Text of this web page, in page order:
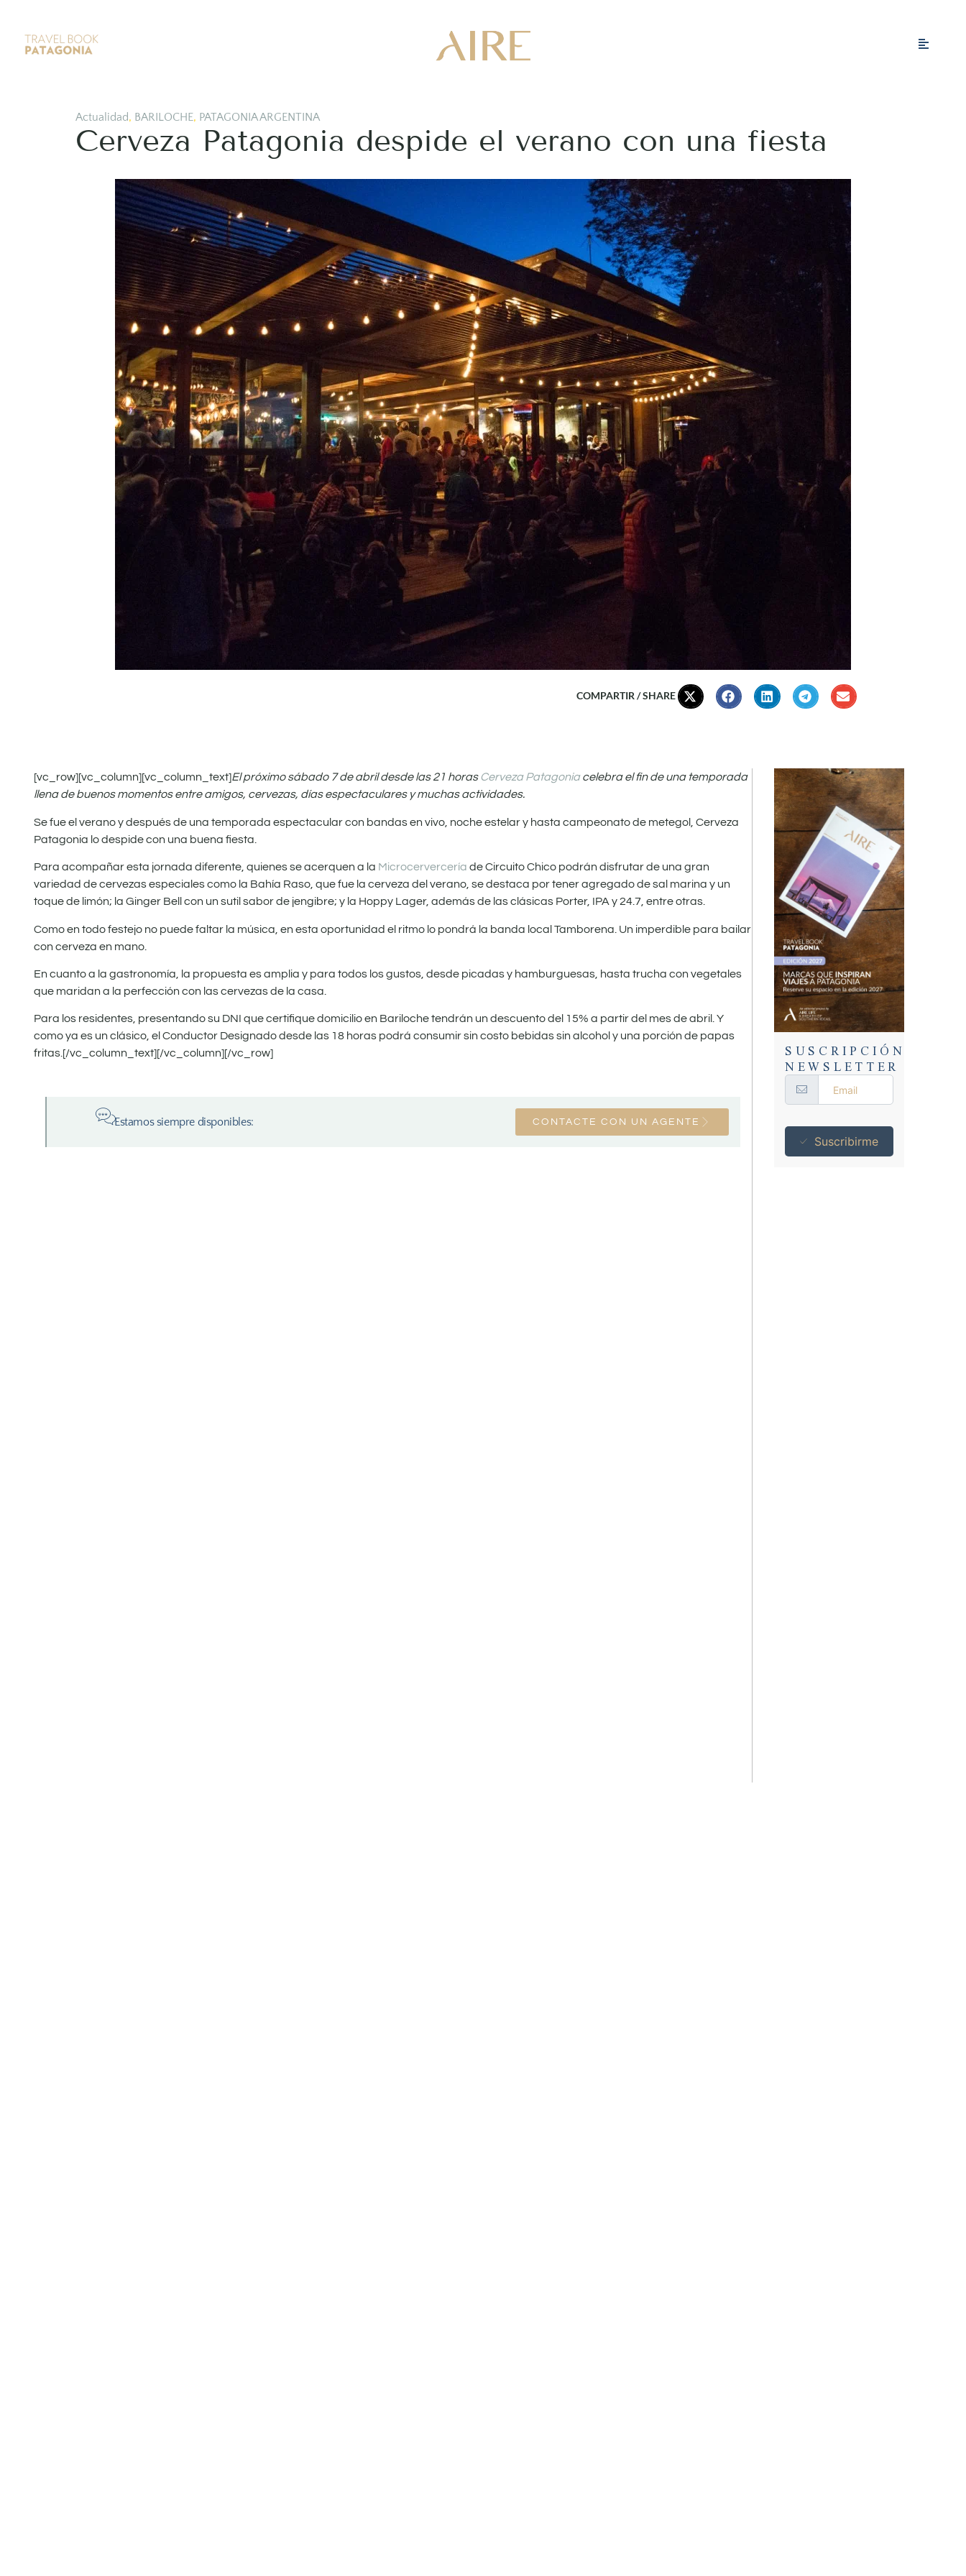
Actualidad, BARILOCHE, PATAGONIA ARGENTINA
Cerveza Patagonia despide el verano con una fiesta
COMPARTIR / SHARE
[vc_row][vc_column][vc_column_text]El próximo sábado 7 de abril desde las 21 horas Cerveza Patagoniacelebra el fin de una temporada
llena de buenos momentos entre amigos, cervezas, días espectaculares y muchas actividades.
Se fue el verano y después de una temporada espectacular con bandas en vivo, noche estelar y hasta campeonato de metegol, Cerveza
Patagonia lo despide con una buena fiesta.
Para acompañar esta jornada diferente, quienes se acerquen a la Microcervercería de Circuito Chico podrán disfrutar de una gran
variedad de cervezas especiales como la Bahía Raso, que fue la cerveza del verano, se destaca por tener agregado de sal marina y un
toque de limón; la Ginger Bell con un sutil sabor de jengibre; y la Hoppy Lager, además de las clásicas Porter, IPA y 24.7, entre otras.
Como en todo festejo no puede faltar la música, en esta oportunidad el ritmo lo pondrá la banda local Tamborena. Un imperdible para bailar
con cerveza en mano.
En cuanto a la gastronomía, la propuesta es amplia y para todos los gustos, desde picadas y hamburguesas, hasta trucha con vegetales
que maridan a la perfección con las cervezas de la casa.
Para los residentes, presentando su DNI que certifique domicilio en Bariloche tendrán un descuento del 15% a partir del mes de abril. Y
como ya es un clásico, el Conductor Designado desde las 18 horas podrá consumir sin costo bebidas sin alcohol y una porción de papas
fritas.[/vc_column_text][/vc_column][/vc_row]
Estamos siempre disponibles: CONTACTE CON UN AGENTE
SUSCRIPCIÓN
NEWSLETTER
Suscribirme